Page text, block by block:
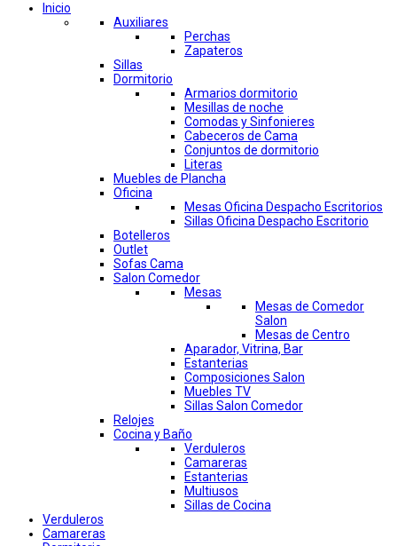
Inicio
Auxiliares
Perchas
Zapateros
Sillas
Dormitorio
Armarios dormitorio
Mesillas de noche
Comodas y Sinfonieres
Cabeceros de Cama
Conjuntos de dormitorio
Literas
Muebles de Plancha
Oficina
Mesas Oficina Despacho Escritorios
Sillas Oficina Despacho Escritorio
Botelleros
Outlet
Sofas Cama
Salon Comedor
Mesas
Mesas de Comedor
Salon
Mesas de Centro
Aparador, Vitrina, Bar
Estanterias
Composiciones Salon
Muebles TV
Sillas Salon Comedor
Relojes
Cocina y Baño
Verduleros
Camareras
Estanterias
Multiusos
Sillas de Cocina
Verduleros
Camareras